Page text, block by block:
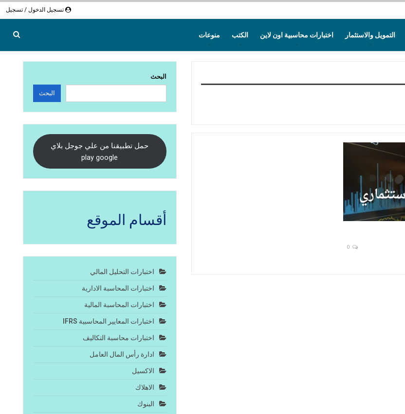
تسجيل الدخول / تسجيل
التمويل والاستثمار اختبارات محاسبية اون لاين الكتب منوعات
0
البحث
البحث
حمل تطبيقنا من علي جوجل بلاي
play google
أقسام الموقع
اختبارات التحليل المالي
اختبارات المحاسبة الادارية
اختبارات المحاسبة المالية
اختبارات المعايير المحاسبية IFRS
اختبارات محاسبة التكاليف
ادارة رأس المال العامل
الاكسيل
الاهلاك
البنوك